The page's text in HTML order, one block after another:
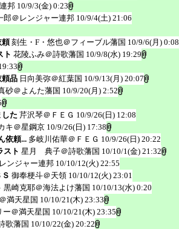
邦 10/9/3(金) 0:23
＠レンジャー連邦 10/9/4(土) 21:06
頼 刻生・F・悠也＠フィーブル藩国 10/9/6(月) 0:08
ト 花陵ふみ＠詩歌藩国 10/9/8(水) 19:29
品 日向美弥＠紅葉国 10/9/13(月) 20:07
砂＠よんた藩国 10/9/20(月) 2:52
た 芹沢琴＠ＦＥＧ 10/9/26(日) 12:08
キ＠星鋼京 10/9/26(日) 17:38
依頼... 多岐川佑華＠ＦＥＧ 10/9/26(日) 20:22
スト 星月 典子＠詩歌藩国 10/10/1(金) 21:32
ンジャー連邦 10/10/12(火) 22:55
御奉梗斗＠天領 10/10/12(火) 23:01
黒崎克耶＠海法よけ藩国 10/10/13(水) 0:20
満天星国 10/10/21(木) 23:33
ー＠満天星国 10/10/21(木) 23:35
歌藩国 10/10/22(金) 20:22